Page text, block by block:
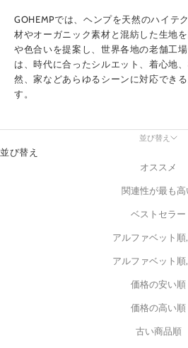
GOHEMPでは、ヘンプを天然のハイテ
材やオーガニック素材と混紡した生地
や色合いを提案し、世界各地の老舗工
は、時代に合ったシルエット、着心地
然、家などあらゆるシーンに対応でき
す。
並び替え
並び替え
オススメ
関連性が最も高
ベストセラー
アルファベット順
アルファベット順
価格の安い順
価格の高い順
古い商品順